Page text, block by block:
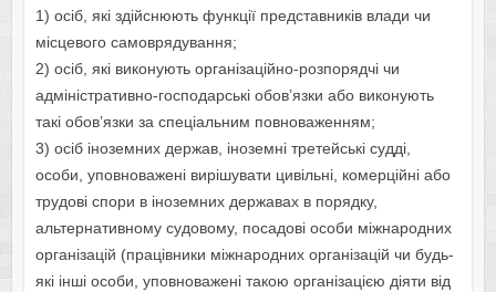
1) осіб, які здійснюють функції представників влади чи
місцевого самоврядування;
2) осіб, які виконують організаційно-розпорядчі чи
адміністративно-господарські обов’язки або виконують
такі обов’язки за спеціальним повноваженням;
3) осіб іноземних держав, іноземні третейські судді,
особи, уповноважені вирішувати цивільні, комерційні або
трудові спори в іноземних державах в порядку,
альтернативному судовому, посадові особи міжнародних
організацій (працівники міжнародних організацій чи будь-
які інші особи, уповноважені такою організацією діяти від